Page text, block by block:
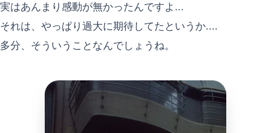
実はあんまり感動が無かったんですよ...
それは、やっぱり過大に期待してたというか....
多分、そういうことなんでしょうね。